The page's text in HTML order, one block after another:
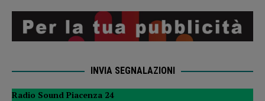
INVIA SEGNALAZIONI
Radio Sound Piacenza 24